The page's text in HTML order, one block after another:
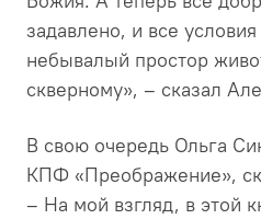
задавлено, и все
небывалый простор
скверному», – сказал
В свою очередь Ольга
КПФ «Преображение»,
– На мой взгляд, в этой